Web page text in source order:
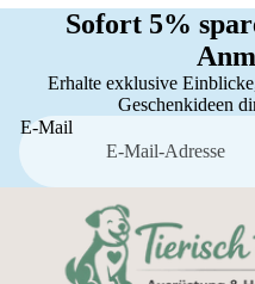
Sofort 5%
Erhalte exklusive
Geschenkideen
E-Mail